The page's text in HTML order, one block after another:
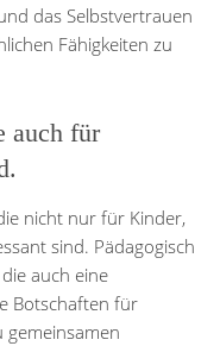
das Selbstvertrauen
Fähigkeiten zu
auch für
nicht nur für Kinder,
sind. Pädagogisch
auch eine
Botschaften für
gemeinsamen